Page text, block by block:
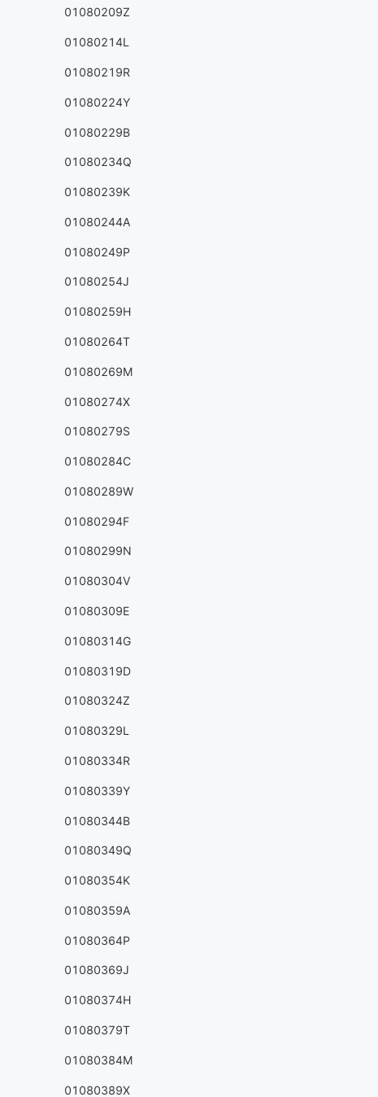
01080209Z
01080214L
01080219R
01080224Y
01080229B
01080234Q
01080239K
01080244A
01080249P
01080254J
01080259H
01080264T
01080269M
01080274X
01080279S
01080284C
01080289W
01080294F
01080299N
01080304V
01080309E
01080314G
01080319D
01080324Z
01080329L
01080334R
01080339Y
01080344B
01080349Q
01080354K
01080359A
01080364P
01080369J
01080374H
01080379T
01080384M
01080389X